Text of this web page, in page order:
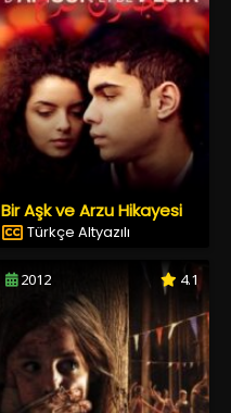
Bir Aşk ve Arzu Hikayesi
Türkçe Altyazılı
2012 4.1